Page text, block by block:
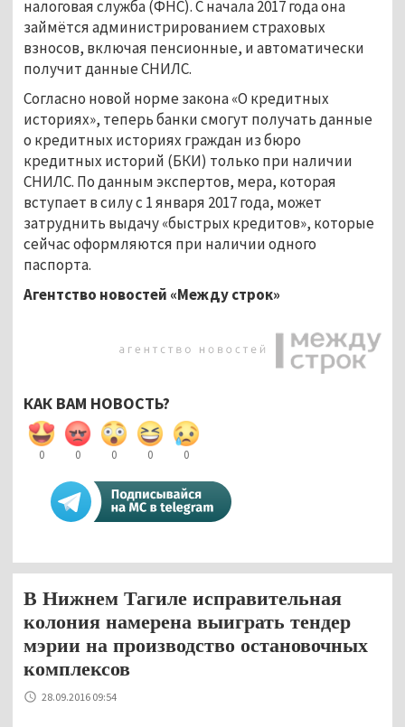
налоговая служба (ФНС). С начала 2017 года она
займётся администрированием страховых
взносов, включая пенсионные, и автоматически
получит данные СНИЛС.
Согласно новой норме закона «О кредитных
историях», теперь банки смогут получать данные
о кредитных историях граждан из бюро
кредитных историй (БКИ) только при наличии
СНИЛС. По данным экспертов, мера, которая
вступает в силу с 1 января 2017 года, может
затруднить выдачу «быстрых кредитов», которые
сейчас оформляются при наличии одного
паспорта.
Агентство новостей «Между строк»
КАК ВАМ НОВОСТЬ?
0 0 0 0 0
В Нижнем Тагиле исправительная
колония намерена выиграть тендер
мэрии на производство остановочных
комплексов
28.09.2016 09:54